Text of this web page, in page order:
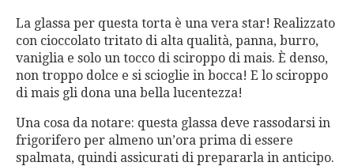
La glassa per questa torta è una vera star! Realizzato
con cioccolato tritato di alta qualità, panna, burro,
vaniglia e solo un tocco di sciroppo di mais. È denso,
non troppo dolce e si scioglie in bocca! E lo sciroppo
di mais gli dona una bella lucentezza!
Una cosa da notare: questa glassa deve rassodarsi in
frigorifero per almeno un’ora prima di essere
spalmata, quindi assicurati di prepararla in anticipo.